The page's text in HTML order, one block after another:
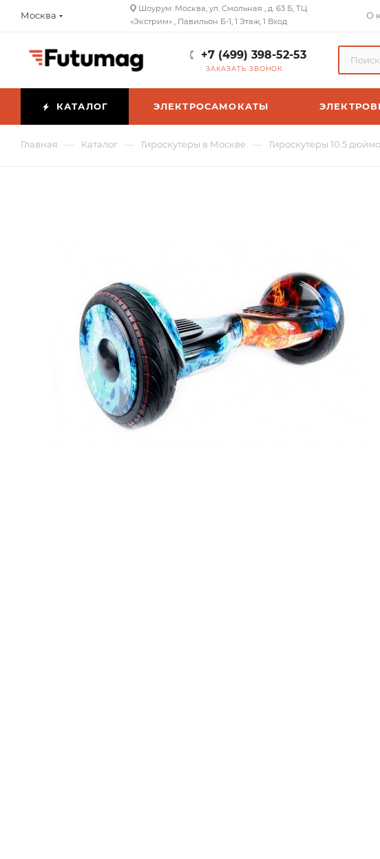
Москва
Шоурум: Москва, ул. Смольная , д. 63 Б, ТЦ
«Экстрим» , Павильон Б-1, 1 Этаж, 1 Вход
О
+7 (499) 398-52-53
ЗАКАЗАТЬ ЗВОНОК
КАТАЛОГ ЭЛЕКТРОСАМОКАТЫ
Главная — Каталог — Гироскутеры в Москве — Гироскутеры 10.5